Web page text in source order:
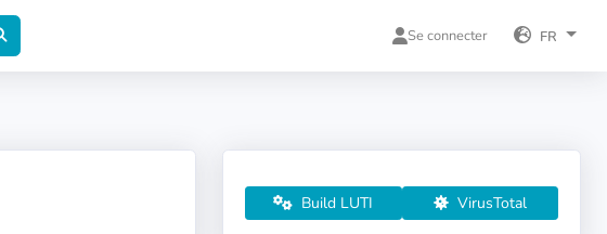
Se connecter FR
Build LUTI VirusTotal